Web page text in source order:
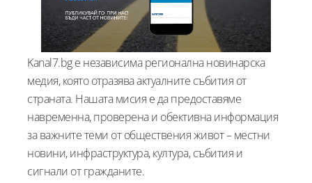
Kanal7.bg е независима регионална новинарска
медия, която отразява актуалните събития от
страната. Нашата мисия е да предоставяме
навременна, проверена и обективна информация
за важните теми от обществения живот – местни
новини, инфраструктура, култура, събития и
сигнали от гражданите.